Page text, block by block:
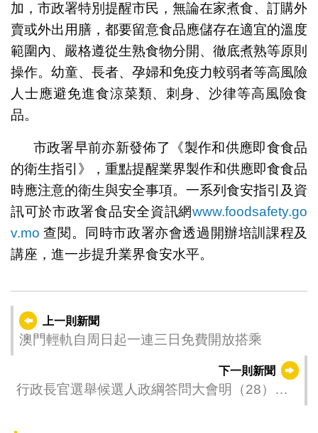
加，市政署特別提醒市民，無論在家煮食、訂購外
賣或外出用膳，都要留意食品應儲存在適宜的溫度
範圍內、嚴格遵從生熟食物分開、徹底煮熟等原則
操作。幼童、長者、孕婦和免疫力較弱者等高風險
人士應避免進食涼菜類、刺身、沙律等高風險食
品。
市政署早前亦新發佈了《製作和供應即食食品
的衛生指引》，重點提醒業界製作和供應即食食品
時應注意的衛生與安全事項。一系列食安指引及資
訊可於市政署食品安全資訊網www.foodsafety.go
v.mo 查閱。同時市政署亦會透過開辦培訓課程及
講座，進一步提升業界食安水平。
上一則新聞
澳門輕軌自周日起一連三日免費開放搭乘
下一則新聞
行政長官選舉候選人政綱答問大會明（28）日